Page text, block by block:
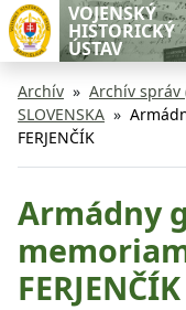
Preskočiť na
Preskočiť na bočnú
VOJENSKÝ
HISTORICKÝ
ÚSTAV
Archív Archív správ
SLOVENSKA
FERJENČÍK
Armádny
FERJENČÍK